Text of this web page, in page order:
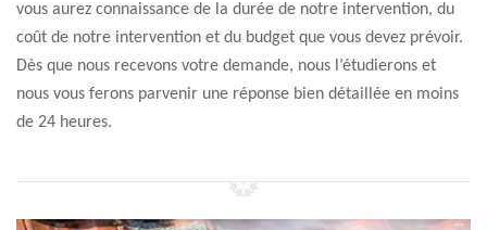
vous aurez connaissance de la durée de notre intervention, du
coût de notre intervention et du budget que vous devez prévoir.
Dès que nous recevons votre demande, nous l’étudierons et
nous vous ferons parvenir une réponse bien détaillée en moins
de 24 heures.